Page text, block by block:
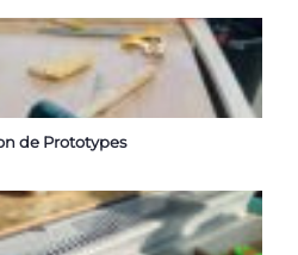
de Prototypes